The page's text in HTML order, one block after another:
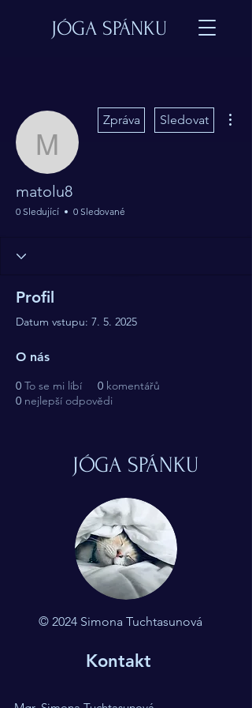
JÓGA SPÁNKU
matolu8
Zpráva Sledovat
matolu8
0 Sledující 0 Sledované
Profil
Datum vstupu: 7. 5. 2025
O nás
0 To se mi líbí 0 komentářů
0 nejlepší odpovědi
JÓGA SPÁNKU
© 2024 Simona Tuchtasunová
Kontakt